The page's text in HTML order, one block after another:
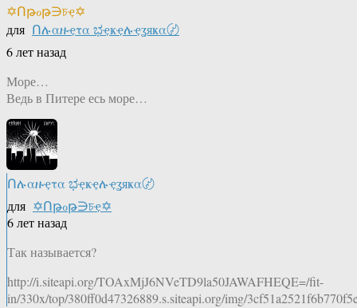
✡Ոթℴթ∋চҿ✡
для Ոሉαዙҿτα ಭҿҝҿሉҿʓяҝα〄
6 лет назад
Море…
Ведь в Питере есь море…
Ոሉαዙҿτα ಭҿҝҿሉҿʓяҝα〄
для ✡Ոթℴթ∋চҿ✡
6 лет назад
Так называется?
http://i.siteapi.org/TOAxMjJ6NVeTD9la50JAWAFHEQE=/fit-
in/330x/top/380ff0d47326889.s.siteapi.org/img/